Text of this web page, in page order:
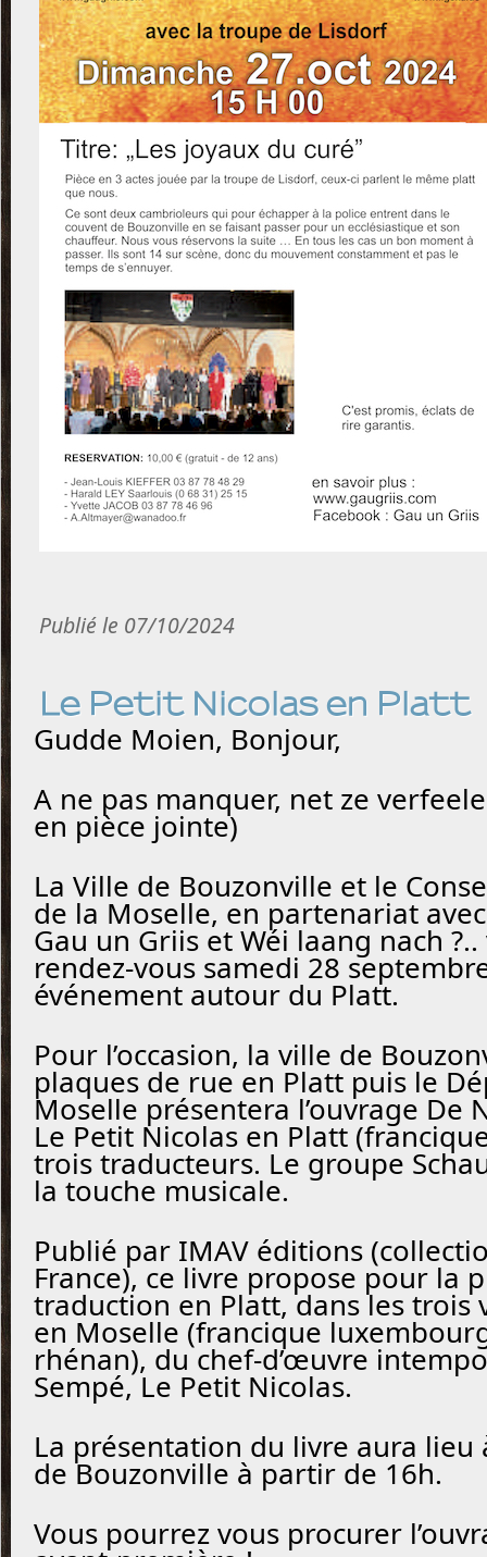
Publié le 07/10/2024
Le Petit Nicolas en Platt
Gudde Moien, Bonjour,
A ne pas manquer, net ze
en pièce jointe)
La Ville de Bouzonville et le
de la Moselle, en partenariat
Gau un Griis et Wéi laang nach
rendez-vous samedi 28
événement autour du Platt.
Pour l’occasion, la ville de
plaques de rue en Platt puis le
Moselle présentera l’ouvrage De
Le Petit Nicolas en Platt
trois traducteurs. Le groupe
la touche musicale.
Publié par IMAV éditions
France), ce livre propose pour la
traduction en Platt, dans les trois
en Moselle (francique
rhénan), du chef-d’œuvre
Sempé, Le Petit Nicolas.
La présentation du livre aura lieu
de Bouzonville à partir de 16h.
Vous pourrez vous procurer